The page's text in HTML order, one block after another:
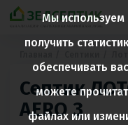
Септик
AERO 3
Мы
получить
обеспечивать
можете
файлах или